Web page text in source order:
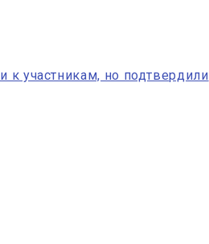
участникам, но подтвердили